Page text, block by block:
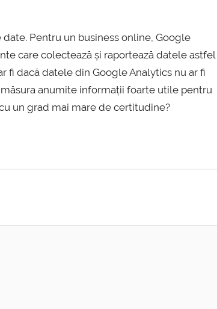
Pentru un business online, Google
care colectează și raportează datele astfel
fi dacă datele din Google Analytics nu ar fi
anumite informații foarte utile pentru
un grad mai mare de certitudine?